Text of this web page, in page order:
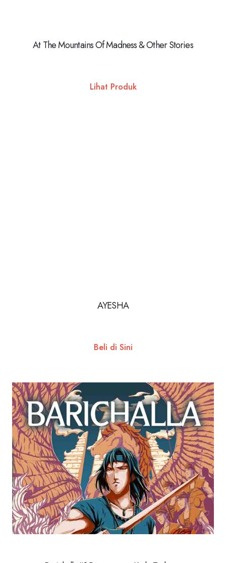
At The Mountains Of Madness & Other Stories
Lihat Produk
AYESHA
Beli di Sini